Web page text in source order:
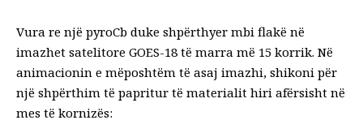
Vura re një pyroCb duke shpërthyer mbi flakë në
imazhet satelitore GOES-18 të marra më 15 korrik. Në
animacionin e mëposhtëm të asaj imazhi, shikoni për
një shpërthim të papritur të materialit hiri afërsisht në
mes të kornizës: